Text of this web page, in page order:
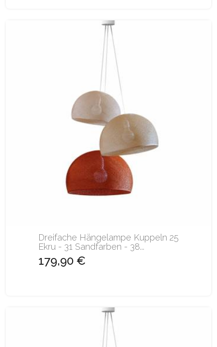
Dreifache Hängelampe Kuppeln 25
Ekru - 31 Sandfarben - 38...
179,90 €